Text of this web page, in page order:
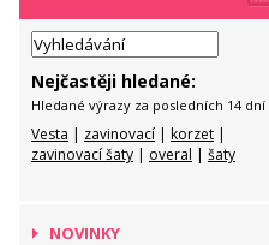
Nejčastěji hledané:
Hledané výrazy za posledních 14 dní
Vesta | zavinovací | korzet |
zavinovací šaty | overal | šaty
NOVINKY